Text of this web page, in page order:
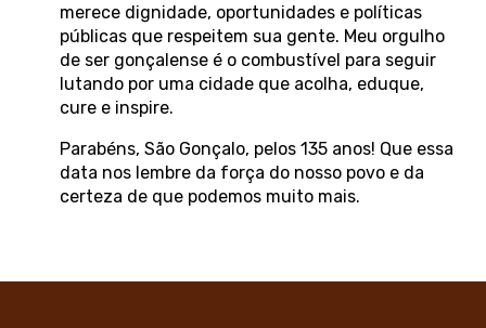
merece dignidade, oportunidades e políticas
públicas que respeitem sua gente. Meu orgulho
de ser gonçalense é o combustível para seguir
lutando por uma cidade que acolha, eduque,
cure e inspire.
Parabéns, São Gonçalo, pelos 135 anos! Que essa
data nos lembre da força do nosso povo e da
certeza de que podemos muito mais.